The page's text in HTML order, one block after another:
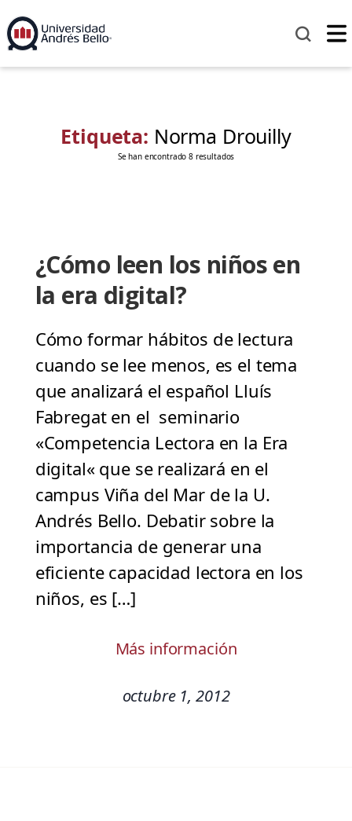
Etiqueta: Norma Drouilly
Se han encontrado 8 resultados
¿Cómo leen los niños en
la era digital?
Cómo formar hábitos de lectura
cuando se lee menos, es el tema
que analizará el español Lluís
Fabregat en el seminario
«Competencia Lectora en la Era
digital« que se realizará en el
campus Viña del Mar de la U.
Andrés Bello. Debatir sobre la
importancia de generar una
eficiente capacidad lectora en los
niños, es […]
Más información
octubre 1, 2012